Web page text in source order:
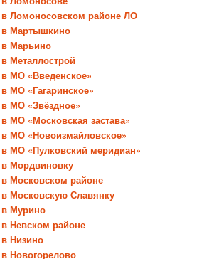
в Ломоносовском районе ЛО
в Мартышкино
в Марьино
Металлострой
МО «Введенское»
МО «Гагаринское»
МО «Звёздное»
МО «Московская застава»
МО «Новоизмайловское»
МО «Пулковский меридиан»
Мордвиновку
Московском районе
Московскую Славянку
в Мурино
Невском районе
Низино
Новогорелово